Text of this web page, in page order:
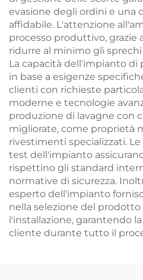
evasione degli ordini e una
affidabile. L'attenzione
processo produttivo,
ridurre al minimo gli
La capacità dell'impianto di
in base a esigenze
clienti con richieste
moderne e tecnologie
produzione di lavagne con
migliorate, come proprietà
rivestimenti specializzati.
test dell'impianto
rispettino gli standard
normative di sicurezza.
esperto dell'impianto
nella selezione del
l'installazione, garantendo
cliente durante tutto il